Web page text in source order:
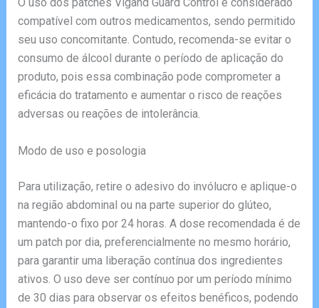
compatível com outros medicamentos, sendo permitido
seu uso concomitante. Contudo, recomenda-se evitar o
consumo de álcool durante o período de aplicação do
produto, pois essa combinação pode comprometer a
eficácia do tratamento e aumentar o risco de reações
adversas ou reações de intolerância.
Modo de uso e posologia
Para utilização, retire o adesivo do invólucro e aplique-o
na região abdominal ou na parte superior do glúteo,
mantendo-o fixo por 24 horas. A dose recomendada é de
um patch por dia, preferencialmente no mesmo horário,
para garantir uma liberação contínua dos ingredientes
ativos. O uso deve ser contínuo por um período mínimo
de 30 dias para observar os efeitos benéficos, podendo